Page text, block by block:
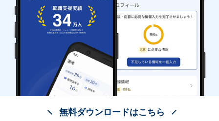
無料ダウンロードはこちら